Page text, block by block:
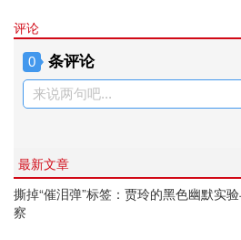
评论
0 条评论
来说两句吧...
最新文章
撕掉“催泪弹”标签：贾玲的黑色幽默实
察